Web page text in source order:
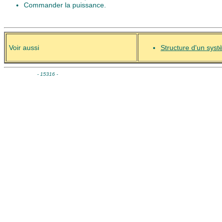
Commander la puissance.
Voir aussi Structure d'un
- 15316 -